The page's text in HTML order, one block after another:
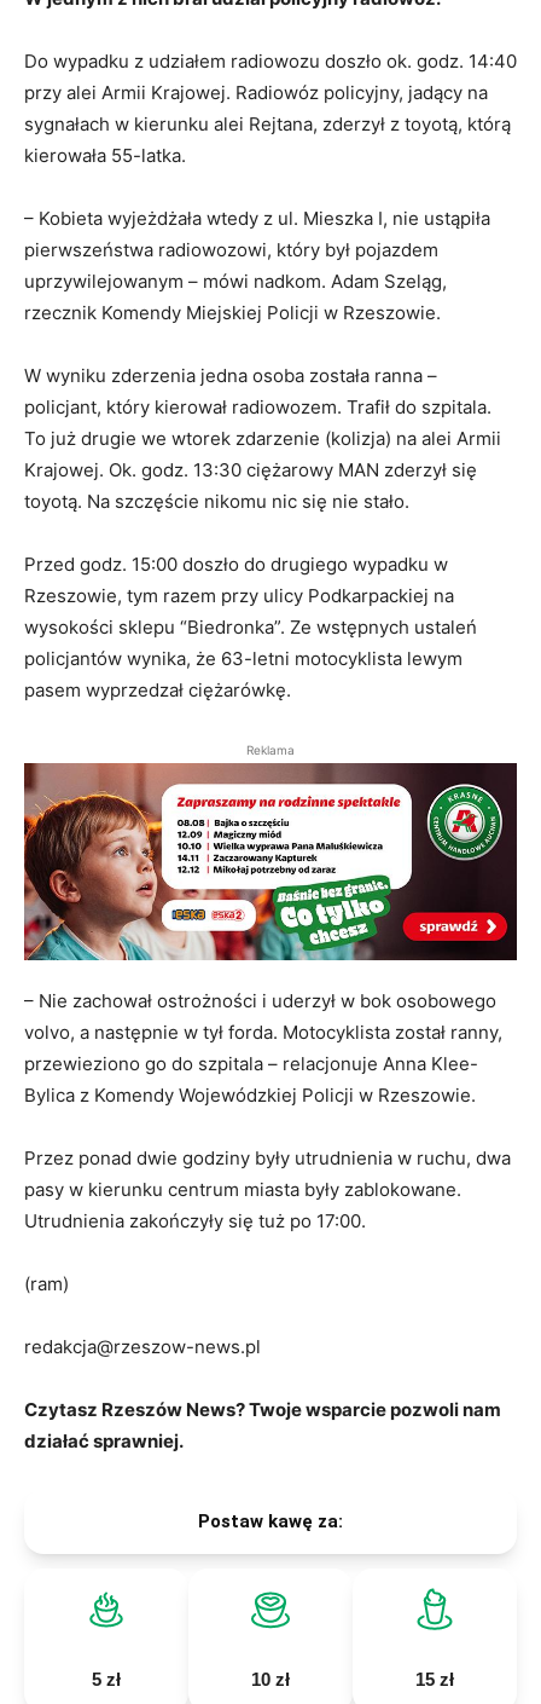
Do wypadku z udziałem radiowozu doszło ok. godz. 14:40
przy alei Armii Krajowej. Radiowóz policyjny, jadący na
sygnałach w kierunku alei Rejtana, zderzył z toyotą, którą
kierowała 55-latka.
– Kobieta wyjeżdżała wtedy z ul. Mieszka I, nie ustąpiła
pierwszeństwa radiowozowi, który był pojazdem
uprzywilejowanym – mówi nadkom. Adam Szeląg,
rzecznik Komendy Miejskiej Policji w Rzeszowie.
W wyniku zderzenia jedna osoba została ranna –
policjant, który kierował radiowozem. Trafił do szpitala.
To już drugie we wtorek zdarzenie (kolizja) na alei Armii
Krajowej. Ok. godz. 13:30 ciężarowy MAN zderzył się
toyotą. Na szczęście nikomu nic się nie stało.
Przed godz. 15:00 doszło do drugiego wypadku w
Rzeszowie, tym razem przy ulicy Podkarpackiej na
wysokości sklepu “Biedronka”. Ze wstępnych ustaleń
policjantów wynika, że 63-letni motocyklista lewym
pasem wyprzedzał ciężarówkę.
Reklama
– Nie zachował ostrożności i uderzył w bok osobowego
volvo, a następnie w tył forda. Motocyklista został ranny,
przewieziono go do szpitala – relacjonuje Anna Klee-
Bylica z Komendy Wojewódzkiej Policji w Rzeszowie.
Przez ponad dwie godziny były utrudnienia w ruchu, dwa
pasy w kierunku centrum miasta były zablokowane.
Utrudnienia zakończyły się tuż po 17:00.
(ram)
redakcja@rzeszow-news.pl
Czytasz Rzeszów News? Twoje wsparcie pozwoli nam
działać sprawniej.
Postaw kawę za:
5 zł 10 zł 15 zł